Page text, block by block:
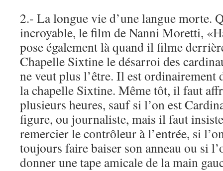
2.- La longue vie d’une langue morte.
incroyable, le film de Nanni Moretti,
pose également là quand il filme
Chapelle Sixtine le désarroi des
ne veut plus l’être. Il est
la chapelle Sixtine. Même tôt, il faut
plusieurs heures, sauf si l’on est
figure, ou journaliste, mais il faut
remercier le contrôleur à l’entrée, si
toujours faire baiser son anneau ou si
donner une tape amicale de la main